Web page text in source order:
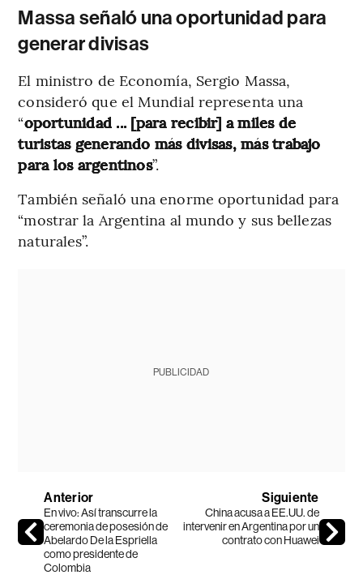
Massa señaló una oportunidad para
generar divisas
El ministro de Economía, Sergio Massa,
consideró que el Mundial representa una
“oportunidad ... [para recibir] a miles de
turistas generando más divisas, más trabajo
para los argentinos”.
También señaló una enorme oportunidad para
“mostrar la Argentina al mundo y sus bellezas
naturales”.
PUBLICIDAD
Anterior
En vivo: Así transcurre la
ceremonia de posesión de
Abelardo De la Espriella
como presidente de
Colombia
Siguiente
China acusa a EE.UU. de
intervenir en Argentina por un
contrato con Huawei